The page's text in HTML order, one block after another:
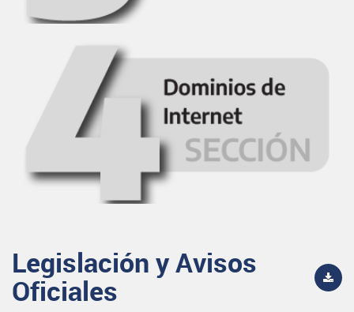
Legislación y Avisos
Oficiales